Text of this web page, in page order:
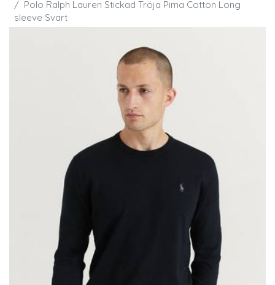
Polo Ralph Lauren Stickad Tröja Pima Cotton Long
sleeve Svart